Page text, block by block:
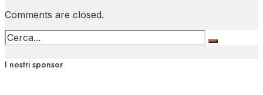
Comments are closed.
I nostri sponsor